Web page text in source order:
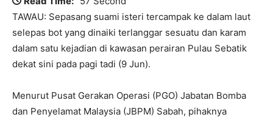
TAWAU: Sepasang suami isteri tercampak ke dalam laut
selepas bot yang dinaiki terlanggar sesuatu dan karam
dalam satu kejadian di kawasan perairan Pulau Sebatik
dekat sini pada pagi tadi (9 Jun).
Menurut Pusat Gerakan Operasi (PGO) Jabatan Bomba
dan Penyelamat Malaysia (JBPM) Sabah, pihaknya